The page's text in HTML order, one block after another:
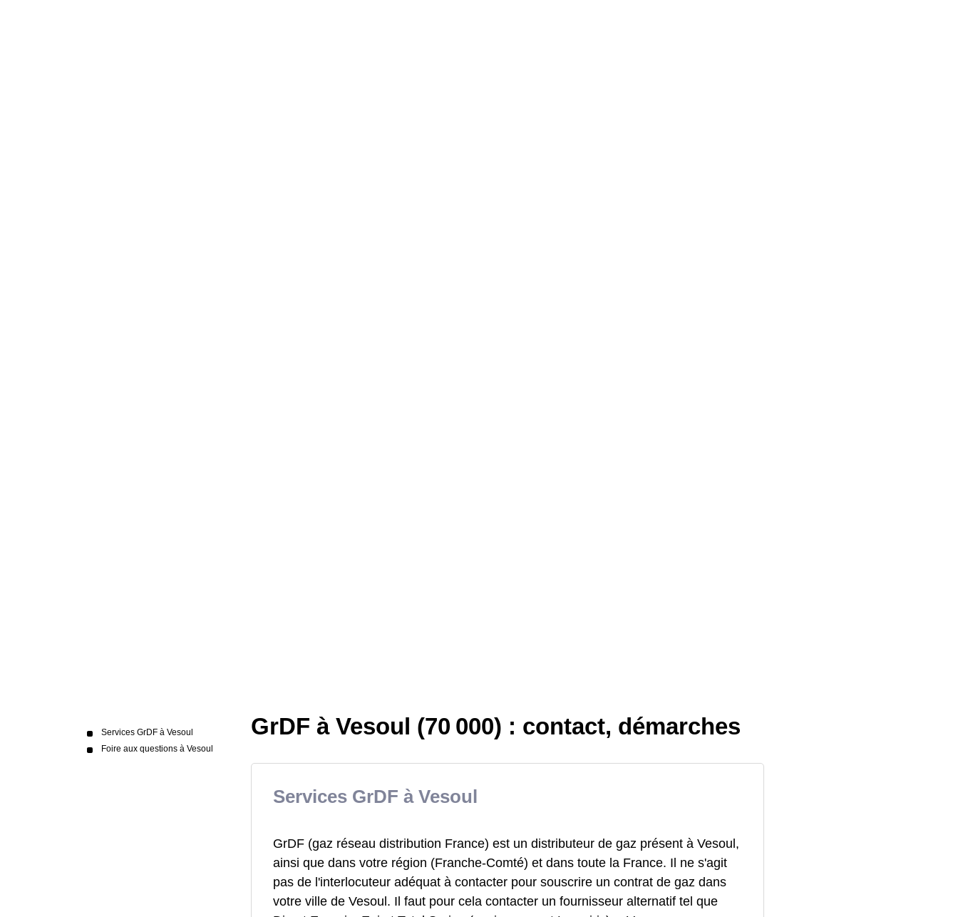
Services GrDF à Vesoul
Foire aux questions à Vesoul
GrDF à Vesoul (70 000) : contact, démarches
Services GrDF à Vesoul
GrDF (gaz réseau distribution France) est un distributeur de gaz présent à Vesoul,
ainsi que dans votre région (Franche-Comté) et dans toute la France. Il ne s'agit
pas de l'interlocuteur adéquat à contacter pour souscrire un contrat de gaz dans
votre ville de Vesoul. Il faut pour cela contacter un fournisseur alternatif tel que